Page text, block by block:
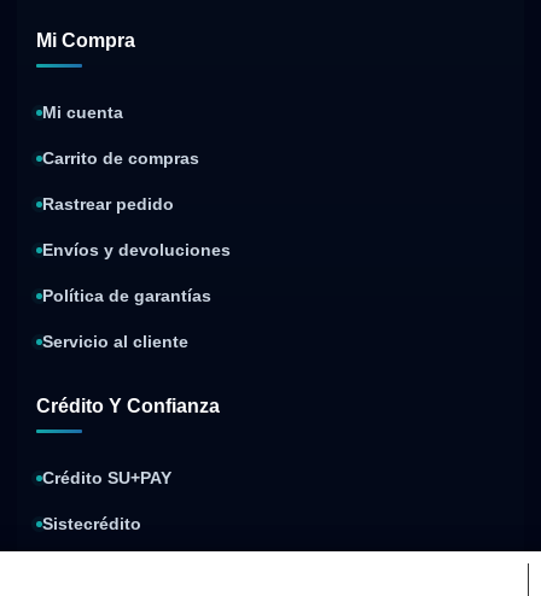
Mi Compra
Mi cuenta
Carrito de compras
Rastrear pedido
Envíos y devoluciones
Política de garantías
Servicio al cliente
Crédito Y Confianza
Crédito SU+PAY
Sistecrédito